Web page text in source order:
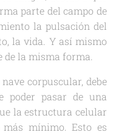
parte del campo de
la pulsación del
la vida. Y así mismo
de la misma forma.
corpuscular, debe
poder pasar de una
la estructura celular
mínimo. Esto es